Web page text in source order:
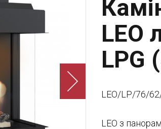
LEO
LPG
LEO/LP/76/
LEО з